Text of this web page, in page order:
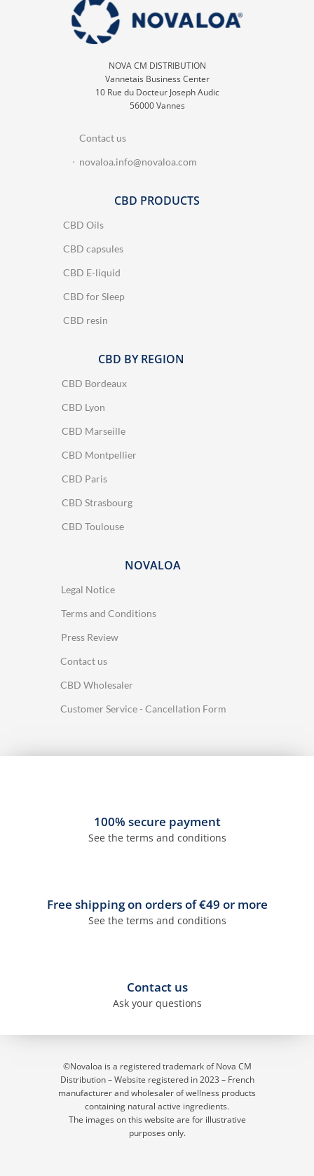
NOVA CM DISTRIBUTION
Vannetais Business Center
10 Rue du Docteur Joseph Audic
56000 Vannes
Contact us
novaloa.info@novaloa.com
CBD PRODUCTS
CBD Oils
CBD capsules
CBD E-liquid
CBD for Sleep
CBD resin
CBD BY REGION
CBD Bordeaux
CBD Lyon
CBD Marseille
CBD Montpellier
CBD Paris
CBD Strasbourg
CBD Toulouse
NOVALOA
Legal Notice
Terms and Conditions
Press Review
Contact us
CBD Wholesaler
Customer Service - Cancellation Form
100% secure payment
See the terms and conditions
Free shipping on orders of €49 or more
See the terms and conditions
Contact us
Ask your questions
©Novaloa is a registered trademark of Nova CM
Distribution – Website registered in 2023 – French
manufacturer and wholesaler of wellness products
containing natural active ingredients.
The images on this website are for illustrative
purposes only.